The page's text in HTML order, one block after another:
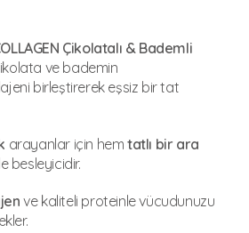
Çikolatalı & Bademli
ve bademin
birleştirerek eşsiz bir tat
arayanlar için hemtatlı bir ara
besleyicidir.
ve kaliteli proteinle vücudunuzu